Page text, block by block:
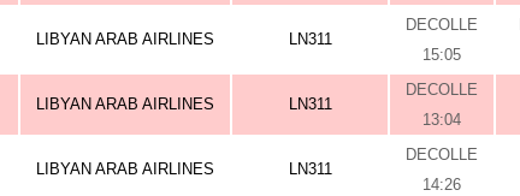
LIBYAN ARAB AIRLINES LN311
DECOLLE
15:05
LIBYAN ARAB AIRLINES LN311
DECOLLE
13:04
LIBYAN ARAB AIRLINES LN311
DECOLLE
14:26